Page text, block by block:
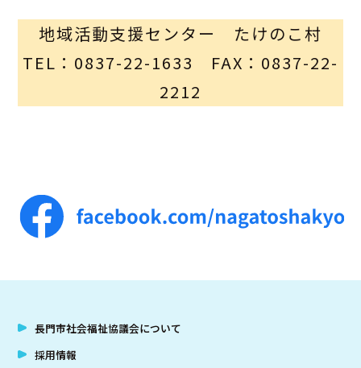
地域活動支援センター たけのこ村
TEL：0837-22-1633 FAX：0837-22-
2212
長門市社会福祉協議会について
採用情報